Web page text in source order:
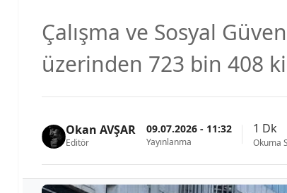
Çalışma ve Sosyal
üzerinden 723 bin 408
Okan AVŞAR
Editör
09.07.2026 - 11:32
Yayınlanma
1 Dk
Okuma